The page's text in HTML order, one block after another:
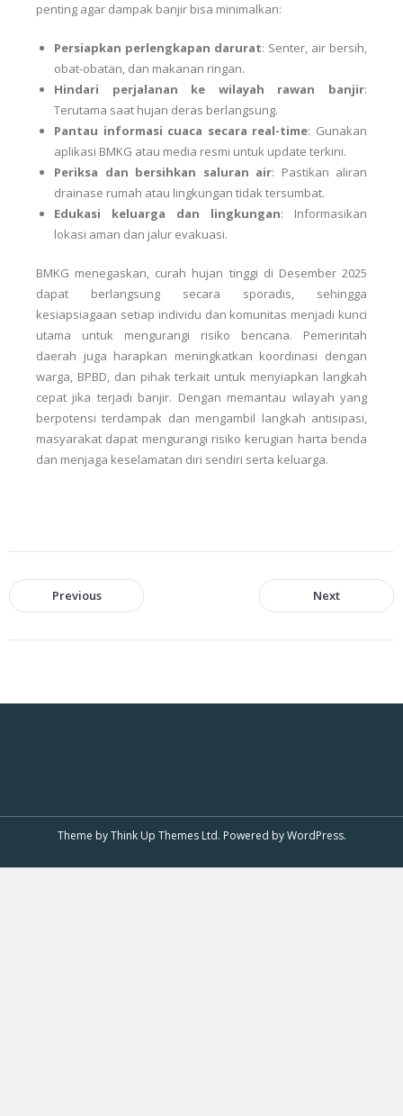
penting agar dampak banjir bisa minimalkan:
Persiapkan perlengkapan darurat: Senter, air bersih,
obat-obatan, dan makanan ringan.
Hindari perjalanan ke wilayah rawan banjir:
Terutama saat hujan deras berlangsung.
Pantau informasi cuaca secara real-time: Gunakan
aplikasi BMKG atau media resmi untuk update terkini.
Periksa dan bersihkan saluran air: Pastikan aliran
drainase rumah atau lingkungan tidak tersumbat.
Edukasi keluarga dan lingkungan: Informasikan
lokasi aman dan jalur evakuasi.
BMKG menegaskan, curah hujan tinggi di Desember 2025
dapat berlangsung secara sporadis, sehingga
kesiapsiagaan setiap individu dan komunitas menjadi kunci
utama untuk mengurangi risiko bencana. Pemerintah
daerah juga harapkan meningkatkan koordinasi dengan
warga, BPBD, dan pihak terkait untuk menyiapkan langkah
cepat jika terjadi banjir. Dengan memantau wilayah yang
berpotensi terdampak dan mengambil langkah antisipasi,
masyarakat dapat mengurangi risiko kerugian harta benda
dan menjaga keselamatan diri sendiri serta keluarga.
Previous Next
Theme byThink Up Themes Ltd. Powered byWordPress.